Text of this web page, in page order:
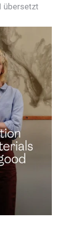
übersetzt